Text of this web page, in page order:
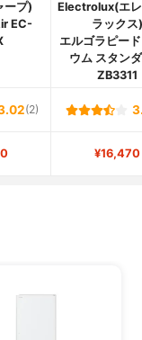
ープ)
EC-
Electrolux(エ
ラックス)
エルゴラピー
ウム スタン
ZB3311
(2)
¥16,470